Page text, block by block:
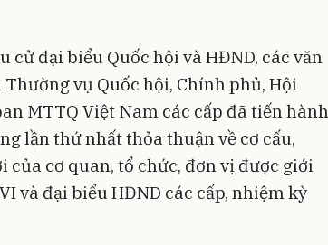
cử đại biểu Quốc hội và HĐND, các văn
vụ Quốc hội, Chính phủ, Hội
MTTQ Việt Nam các cấp đã tiến hành
lần thứ nhất thỏa thuận về cơ cấu,
của cơ quan, tổ chức, đơn vị được giới
và đại biểu HĐND các cấp, nhiệm kỳ